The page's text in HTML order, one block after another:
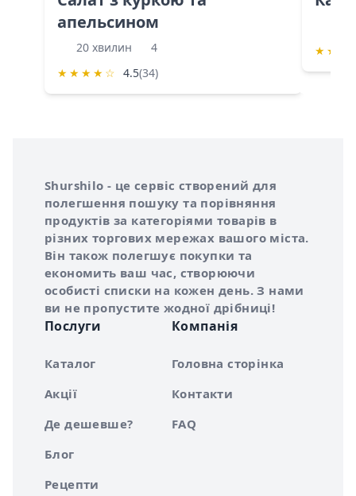
апельсином
20 хвилин
4
★ ★ ★ ★ ☆ 4.5(34)
★ ★
Про сервіс Shurshilo
Shurshilo - це сервіс створений для
полегшення пошуку та порівняння
продуктів за категоріями товарів в
різних торгових мережах вашого міста.
Він також полегшує покупки та
економить ваш час, створюючи
особисті списки на кожен день. З нами
ви не пропустите жодної дрібниці!
Послуги
Каталог
Акції
Де дешевше?
Блог
Рецепти
Компанія
Головна сторінка
Контакти
FAQ